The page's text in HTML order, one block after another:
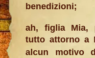
benedizioni;
ah, figlia Mia,
tutto attorno a
alcun motivo